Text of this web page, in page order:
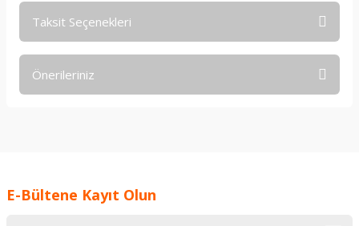
Taksit Seçenekleri
Önerileriniz
Ürün resmi kalitesiz, bozuk veya görüntülenemiyor.
E-Bültene Kayıt Olun